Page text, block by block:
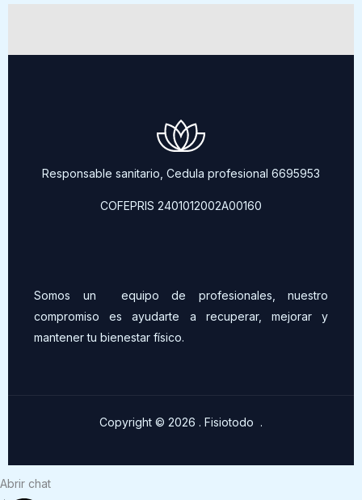
Responsable sanitario, Cedula profesional 6695953
COFEPRIS 2401012002A00160
Somos un equipo de profesionales, nuestro
compromiso es ayudarte a recuperar, mejorar y
mantener tu bienestar físico.
Copyright © 2026 . Fisiotodo .
Abrir chat